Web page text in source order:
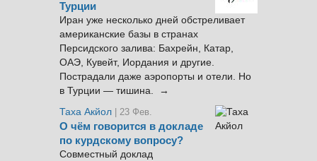
Турции
Иран уже несколько дней обстреливает
американские базы в странах
Персидского залива: Бахрейн, Катар,
ОАЭ, Кувейт, Иордания и другие.
Пострадали даже аэропорты и отели. Но
в Турции — тишина. →
Таха Акйол | 23 Фев.
О чём говорится в докладе
по курдскому вопросу?
Совместный доклад